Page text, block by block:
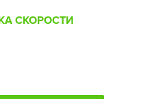
СКОРОСТИ